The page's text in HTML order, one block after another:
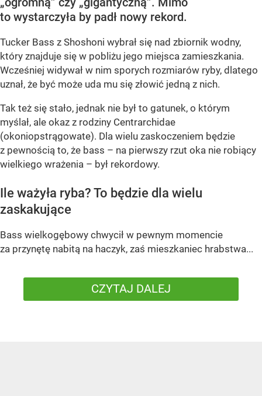
to wystarczyła by padł nowy rekord.
Tucker Bass z Shoshoni wybrał się nad zbiornik wodny,
który znajduje się w pobliżu jego miejsca zamieszkania.
Wcześniej widywał w nim sporych rozmiarów ryby, dlatego
uznał, że być może uda mu się złowić jedną z nich.
Tak też się stało, jednak nie był to gatunek, o którym
myślał, ale okaz z rodziny Centrarchidae
(okoniopstrągowate). Dla wielu zaskoczeniem będzie
z pewnością to, że bass – na pierwszy rzut oka nie robiący
wielkiego wrażenia – był rekordowy.
Ile ważyła ryba? To będzie dla wielu
zaskakujące
Bass wielkogębowy chwycił w pewnym momencie
za przynętę nabitą na haczyk, zaś mieszkaniec hrabstwa...
CZYTAJ DALEJ